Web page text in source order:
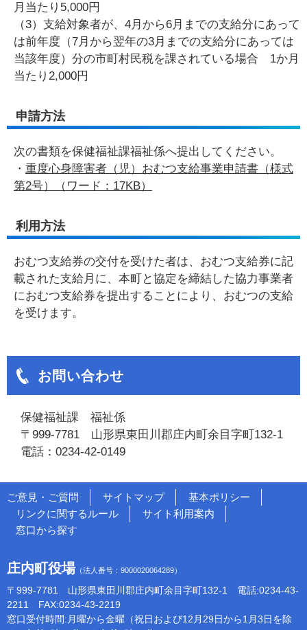
月当たり5,000円
（3）支給対象者が、4月から6月までの支給分にあって
は前年度（7月から翌年の3月までの支給分にあっては
当該年度）分の市町村民税を課されている場合 1か月
当たり2,000円
申請方法
次の書類を保健福祉課福祉係へ提出してください。
・ 重度心身障害者（児）おむつ支給事業申請書（様式
第2号）（ワード：17KB）
利用方法
おむつ支給券の交付を受けた者は、おむつ支給券に記
載された支給月に、本町と協定を締結した協力事業者
におむつ支給券を提出することにより、おむつの支給
を受けます。
お問い合わせ
保健福祉課 福祉係
〒999-7781 山形県東田川郡庄内町余目字町132-1
電話：0234-42-0149
ご意見・ご質問 サイトマップ
基本ポリシー
リンクに関するルール
サイト利用案内
窓口から探す
庄内町役場（法人番号：9000020064289）
〒999-7781 山形県東田川郡庄内町余目字町132-1 電話:0234-43-
2211 FAX:0234-43-2219
窓口受付時間:月曜から金曜（祝日および12月29日から1月3日を除